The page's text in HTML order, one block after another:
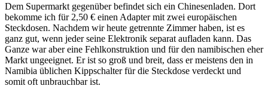
Dem Supermarkt gegenüber befindet sich ein Chinesenladen. Dort
bekomme ich für 2,50 € einen Adapter mit zwei europäischen
Steckdosen. Nachdem wir heute getrennte Zimmer haben, ist es
ganz gut, wenn jeder seine Elektronik separat aufladen kann. Das
Ganze war aber eine Fehlkonstruktion und für den namibischen eher
Markt ungeeignet. Er ist so groß und breit, dass er meistens den in
Namibia üblichen Kippschalter für die Steckdose verdeckt und
somit oft unbrauchbar ist.